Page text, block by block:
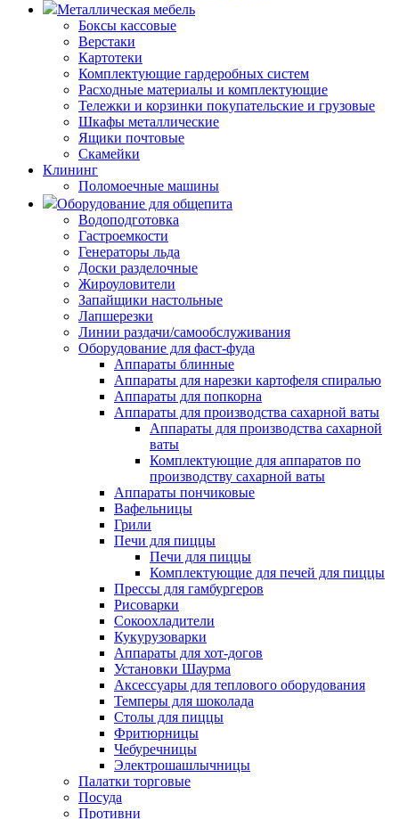
Металлическая мебель
Боксы кассовые
Верстаки
Картотеки
Комплектующие гардеробных систем
Расходные материалы и комплектующие
Тележки и корзинки покупательские и грузовые
Шкафы металлические
Ящики почтовые
Скамейки
Клининг
Поломоечные машины
Оборудование для общепита
Водоподготовка
Гастроемкости
Генераторы льда
Доски разделочные
Жироуловители
Запайщики настольные
Лапшерезки
Линии раздачи/самообслуживания
Оборудование для фаст-фуда
Аппараты блинные
Аппараты для нарезки картофеля спиралью
Аппараты для попкорна
Аппараты для производства сахарной ваты
Аппараты для производства сахарной
ваты
Комплектующие для аппаратов по
производству сахарной ваты
Аппараты пончиковые
Вафельницы
Грили
Печи для пиццы
Печи для пиццы
Комплектующие для печей для пиццы
Прессы для гамбургеров
Рисоварки
Сокоохладители
Кукурузоварки
Аппараты для хот-догов
Установки Шаурма
Аксессуары для теплового оборудования
Темперы для шоколада
Столы для пиццы
Фритюрницы
Чебуречницы
Электрошашлычницы
Палатки торговые
Посуда
Противни